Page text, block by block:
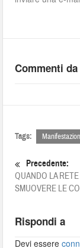
Commenti
Tags:
Precedente:
QUANDO LA
SMUOVERE LE
Rispondi a
Devi essere